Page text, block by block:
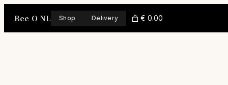
Bee O NL Shop Delivery € 0.00